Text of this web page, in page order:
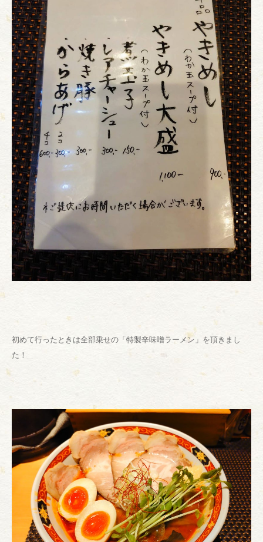
初めて行ったときは全部乗せの「特製辛味噌ラーメン」を頂きまし
た！